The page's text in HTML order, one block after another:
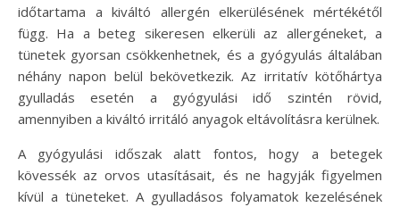
időtartama a kiváltó allergén elkerülésének mértékétől
függ. Ha a beteg sikeresen elkerüli az allergéneket, a
tünetek gyorsan csökkenhetnek, és a gyógyulás általában
néhány napon belül bekövetkezik. Az irritatív kötőhártya
gyulladás esetén a gyógyulási idő szintén rövid,
amennyiben a kiváltó irritáló anyagok eltávolításra kerülnek.
A gyógyulási időszak alatt fontos, hogy a betegek
kövessék az orvos utasításait, és ne hagyják figyelmen
kívül a tüneteket. A gyulladásos folyamatok kezelésének